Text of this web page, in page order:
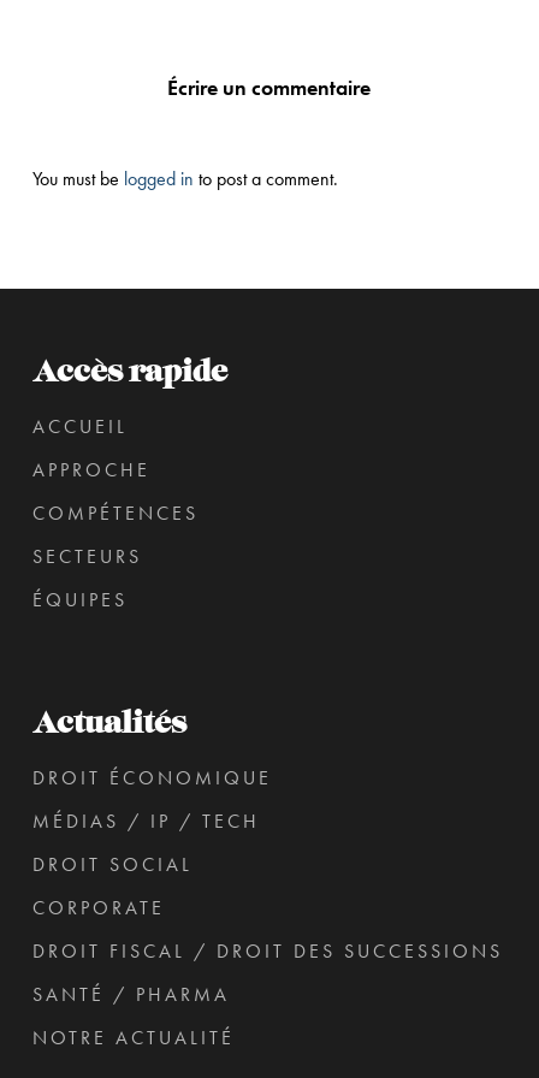
Écrire un commentaire
You must be logged in to post a comment.
Accès rapide
ACCUEIL
APPROCHE
COMPÉTENCES
SECTEURS
ÉQUIPES
Actualités
DROIT ÉCONOMIQUE
MÉDIAS / IP / TECH
DROIT SOCIAL
CORPORATE
DROIT FISCAL / DROIT DES SUCCESSIONS
SANTÉ / PHARMA
NOTRE ACTUALITÉ